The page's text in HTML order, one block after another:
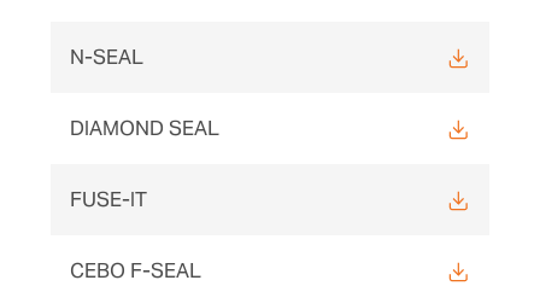
N-SEAL
DIAMOND SEAL
FUSE-IT
CEBO F-SEAL